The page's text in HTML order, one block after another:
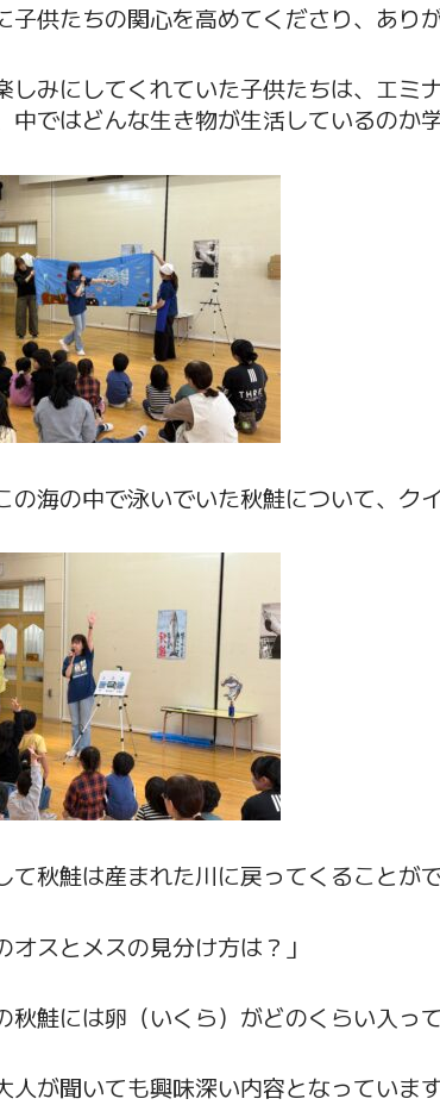
子供たちの関心を高めてくださり、あり
しみにしてくれていた子供たちは、エミ
中ではどんな生き物が生活しているのか
の海の中で泳いでいた秋鮭について、ク
て秋鮭は産まれた川に戻ってくることが
オスとメスの見分け方は？」
秋鮭には卵（いくら）がどのくらい入っ
人が聞いても興味深い内容となっていま